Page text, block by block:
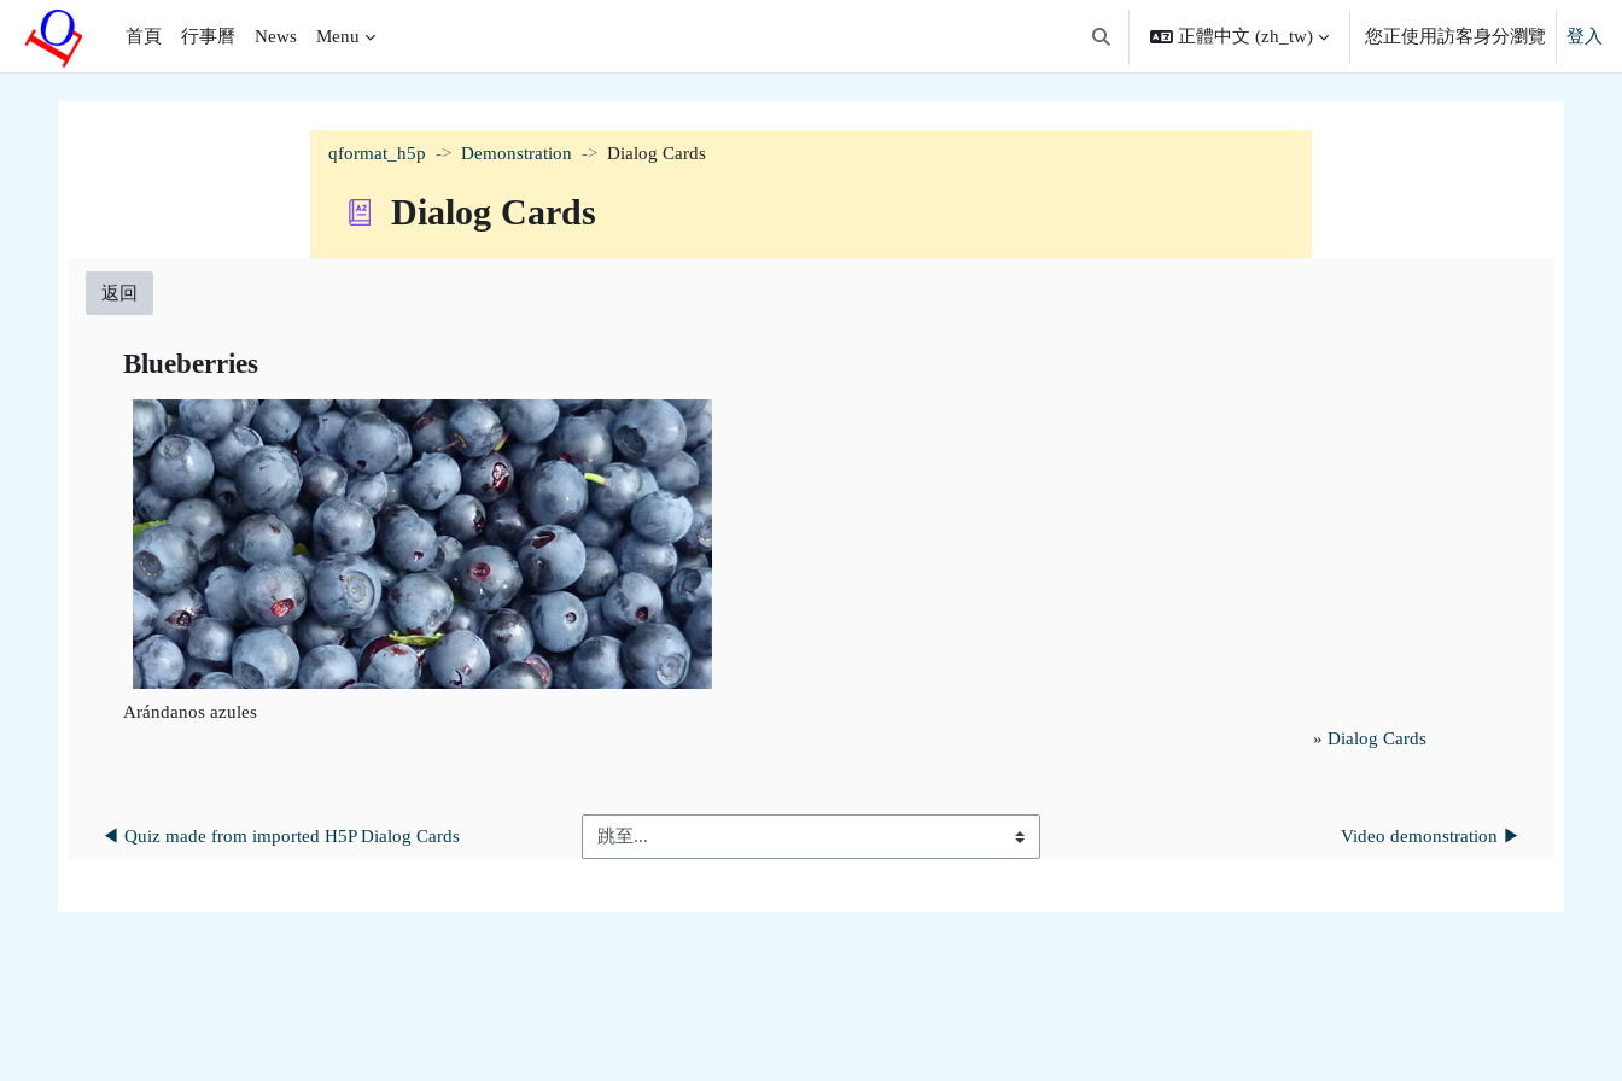
跳至主內容
首頁
行事曆 News Menu
切換搜尋輸入框
正體中文 ‎(zh_tw)‎ 您正使用訪客身分瀏覽 登入
qformat_h5p Demonstration Dialog Cards
Dialog Cards
返回
Blueberries
Arándanos azules
» Dialog Cards
◀︎ Quiz made from imported H5P Dialog Cards
跳至...
Video demonstration ▶︎